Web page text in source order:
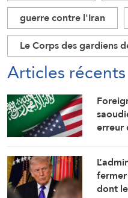
guerre contre l'Iran
Le Corps des gardiens
Articles récents
erreur
dont